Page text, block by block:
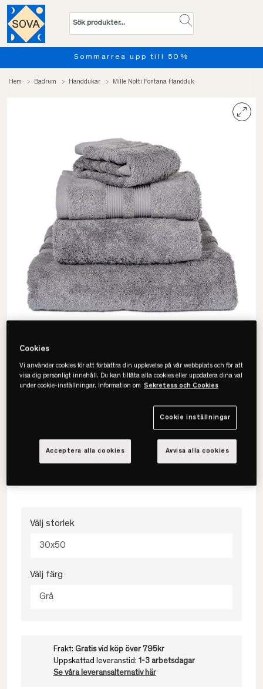
Sommarrea upp till 50%
Hem Badrum Handdukar Mille Notti Fontana Handduk
Välj storlek
30x50
Välj färg
Grå
Frakt: Gratis vid köp över 795kr
Uppskattad leveranstid: 1-3 arbetsdagar
Se våra leveransalternativ här
Cookies
Vi använder cookies för att förbättra din upplevelse på vår webbplats och för att
visa dig personligt innehåll. Du kan tillåta alla cookies eller uppdatera dina val
under cookie-inställningar. Information om Sekretess och Cookies
Cookie inställningar
Avvisa alla cookies
Acceptera alla cookies